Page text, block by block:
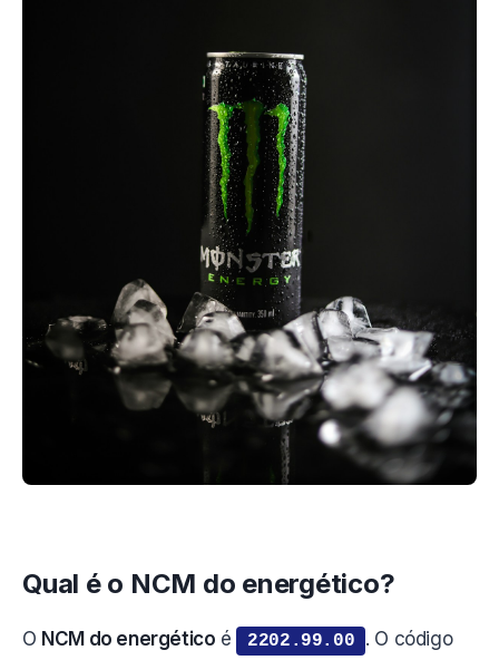
Qual é o NCM do energético?
O NCM do energético é 2202.99.00
. O código